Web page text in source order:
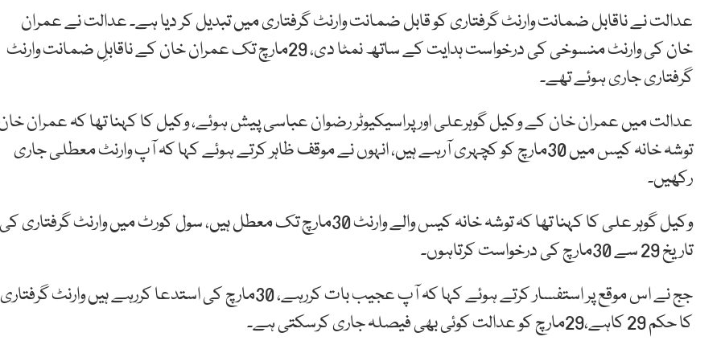
عدالت نے ناقابل ضمانت وارنٹ گرفتاری کو قابل ضمانت وارنٹ گرفتاری میں تبدیل کر دیا ہے۔ عدالت نے عمران
خان کی وارنٹ منسوخی کی درخواست ہدایت کے ساتھ نمٹا دی، 29مارچ تک عمران خان کے ناقابلِ ضمانت وارنٹ
گرفتاری جاری ہوئے تھے۔
عدالت میں عمران خان کے وکیل گوہرعلی اور پراسیکیوٹر رضوان عباسی پیش ہوئے، وکیل کا کہنا تھا کہ عمران
توشہ خانہ کیس میں 30مارچ کو کچہری آرہے ہیں، انہوں نے موقف ظاہر کرتے ہوئے کہا کہ آپ وارنٹ معطلی جاری
رکھیں۔
وکیل گوہر علی کا کہنا تھا کہ توشہ خانہ کیس والے وارنٹ 30مارچ تک معطل ہیں، سول کورٹ میں وارنٹ گرفتاری کی
تاریخ 29 سے 30مارچ کی درخواست کرتاہوں۔
جج نے اس موقع پر استفسار کرتے ہوئے کہا کہ آپ عجیب بات کررہے، 30مارچ کی استدعا کررہے ہیں وارنٹ گرفتاری
کا حکم 29 کاہے،29مارچ کو عدالت کوئی بھی فیصلہ جاری کرسکتی ہے۔